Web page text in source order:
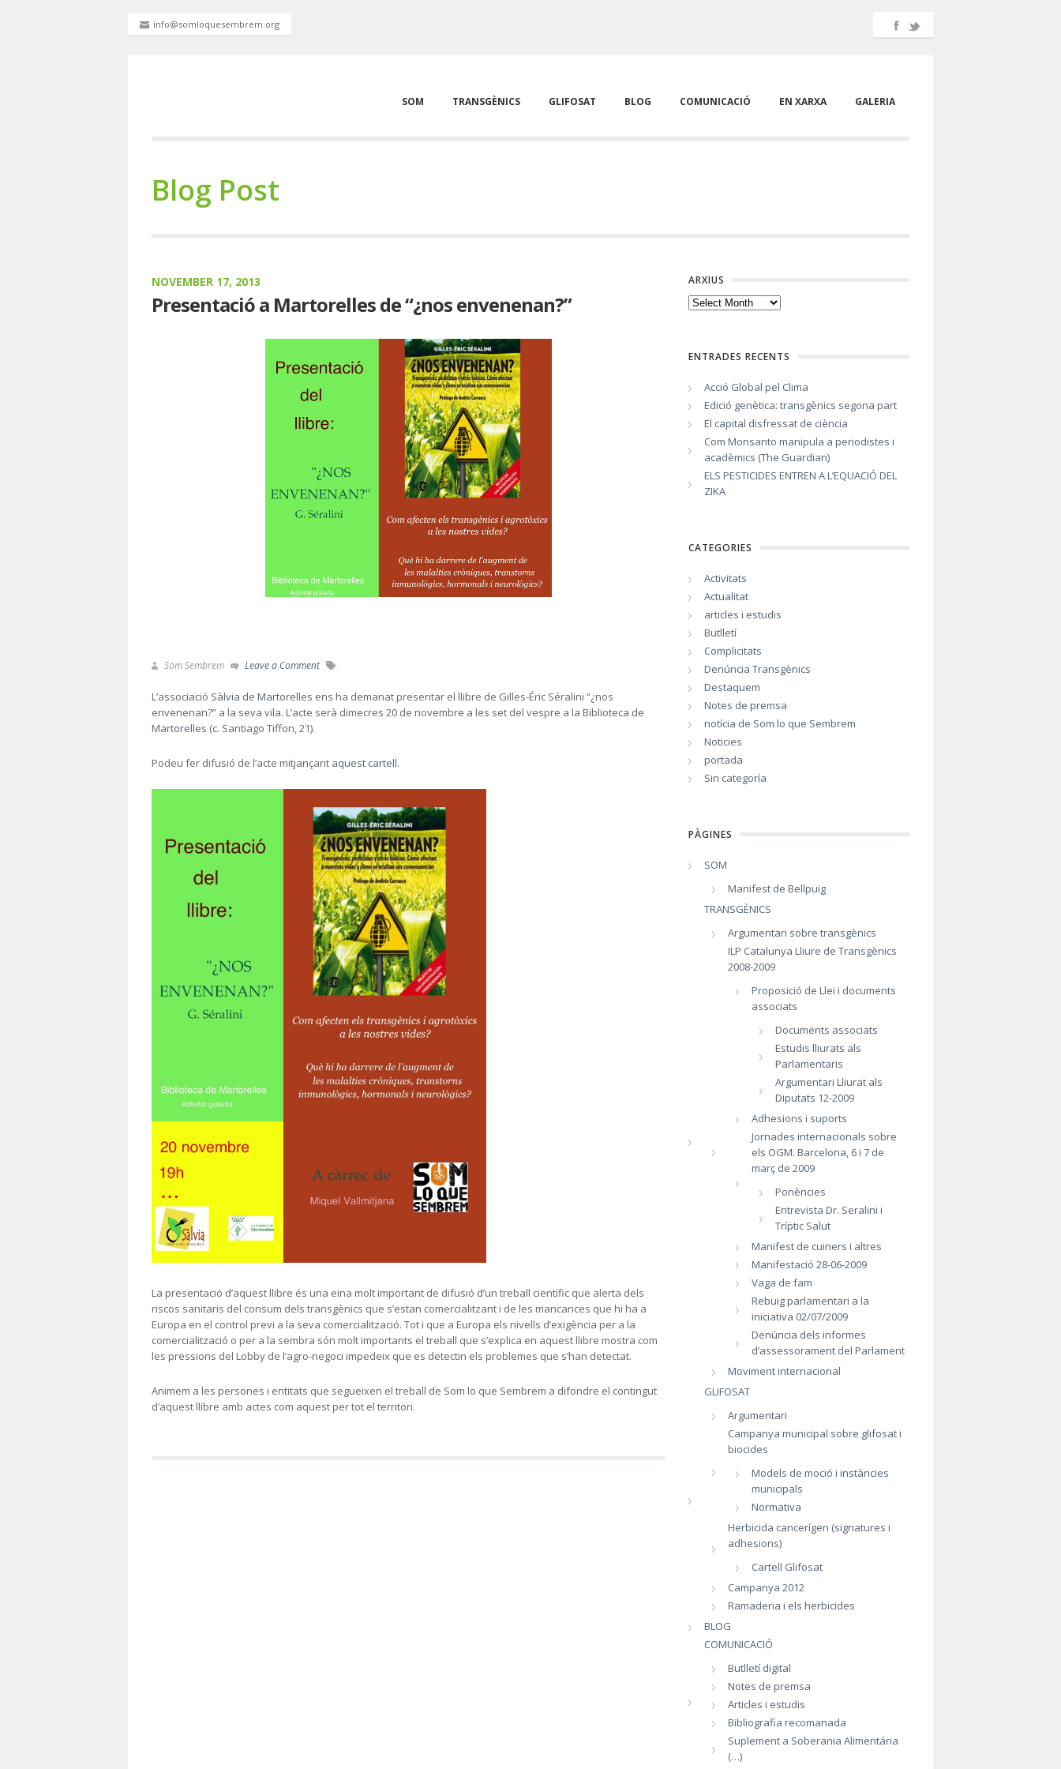
info@somloquesembrem.org
SOM TRANSGÈNICS GLIFOSAT BLOG COMUNICACIÓ EN XARXA GALERIA
Blog Post
NOVEMBER 17, 2013
Presentació a Martorelles de “¿nos envenenan?”
Som Sembrem Leave a Comment
L’associació Sàlvia de Martorelles ens ha demanat presentar el llibre de Gilles-Éric Séralini “¿nos
envenenan?” a la seva vila. L’acte serà dimecres 20 de novembre a les set del vespre a la Biblioteca de
Martorelles (c. Santiago Tiffon, 21).
Podeu fer difusió de l’acte mitjançant aquest cartell.
La presentació d’aquest llibre és una eina molt important de difusió d’un treball científic que alerta dels
riscos sanitaris del consum dels transgènics que s’estan comercialitzant i de les mancances que hi ha a
Europa en el control previ a la seva comercialització. Tot i que a Europa els nivells d’exigència per a la
comercialització o per a la sembra són molt importants el treball que s’explica en aquest llibre mostra com
les pressions del Lobby de l’agro-negoci impedeix que es detectin els problemes que s’han detectat.
Animem a les persones i entitats que segueixen el treball de Som lo que Sembrem a difondre el contingut
d’aquest llibre amb actes com aquest per tot el territori.
ARXIUS
Arxius
ENTRADES RECENTS
Acció Global pel Clima
Edició genètica: transgènics segona part
El capital disfressat de ciència
Com Monsanto manipula a periodistes i
acadèmics (The Guardian)
ELS PESTICIDES ENTREN A L’EQUACIÓ DEL
ZIKA
CATEGORIES
Activitats
Actualitat
articles i estudis
Butlletí
Complicitats
Denúncia Transgènics
Destaquem
Notes de premsa
notícia de Som lo que Sembrem
Noticies
portada
Sin categoría
PÀGINES
SOM
Manifest de Bellpuig
TRANSGÈNICS
Argumentari sobre transgènics
ILP Catalunya Lliure de Transgènics
2008-2009
Proposició de Llei i documents
associats
Documents associats
Estudis lliurats als
Parlamentaris
Argumentari Lliurat als
Diputats 12-2009
Adhesions i suports
Jornades internacionals sobre
els OGM. Barcelona, 6 i 7 de
març de 2009
Ponències
Entrevista Dr. Seralini i
Tríptic Salut
Manifest de cuiners i altres
Manifestació 28-06-2009
Vaga de fam
Rebuig parlamentari a la
iniciativa 02/07/2009
Denúncia dels informes
d’assessorament del Parlament
Moviment internacional
GLIFOSAT
Argumentari
Campanya municipal sobre glifosat i
biocides
Models de moció i instàncies
municipals
Normativa
Herbicida cancerígen (signatures i
adhesions)
Cartell Glifosat
Campanya 2012
Ramaderia i els herbicides
BLOG
COMUNICACIÓ
Butlletí digital
Notes de premsa
Articles i estudis
Bibliografia recomanada
Suplement a Soberania Alimentária
(…)